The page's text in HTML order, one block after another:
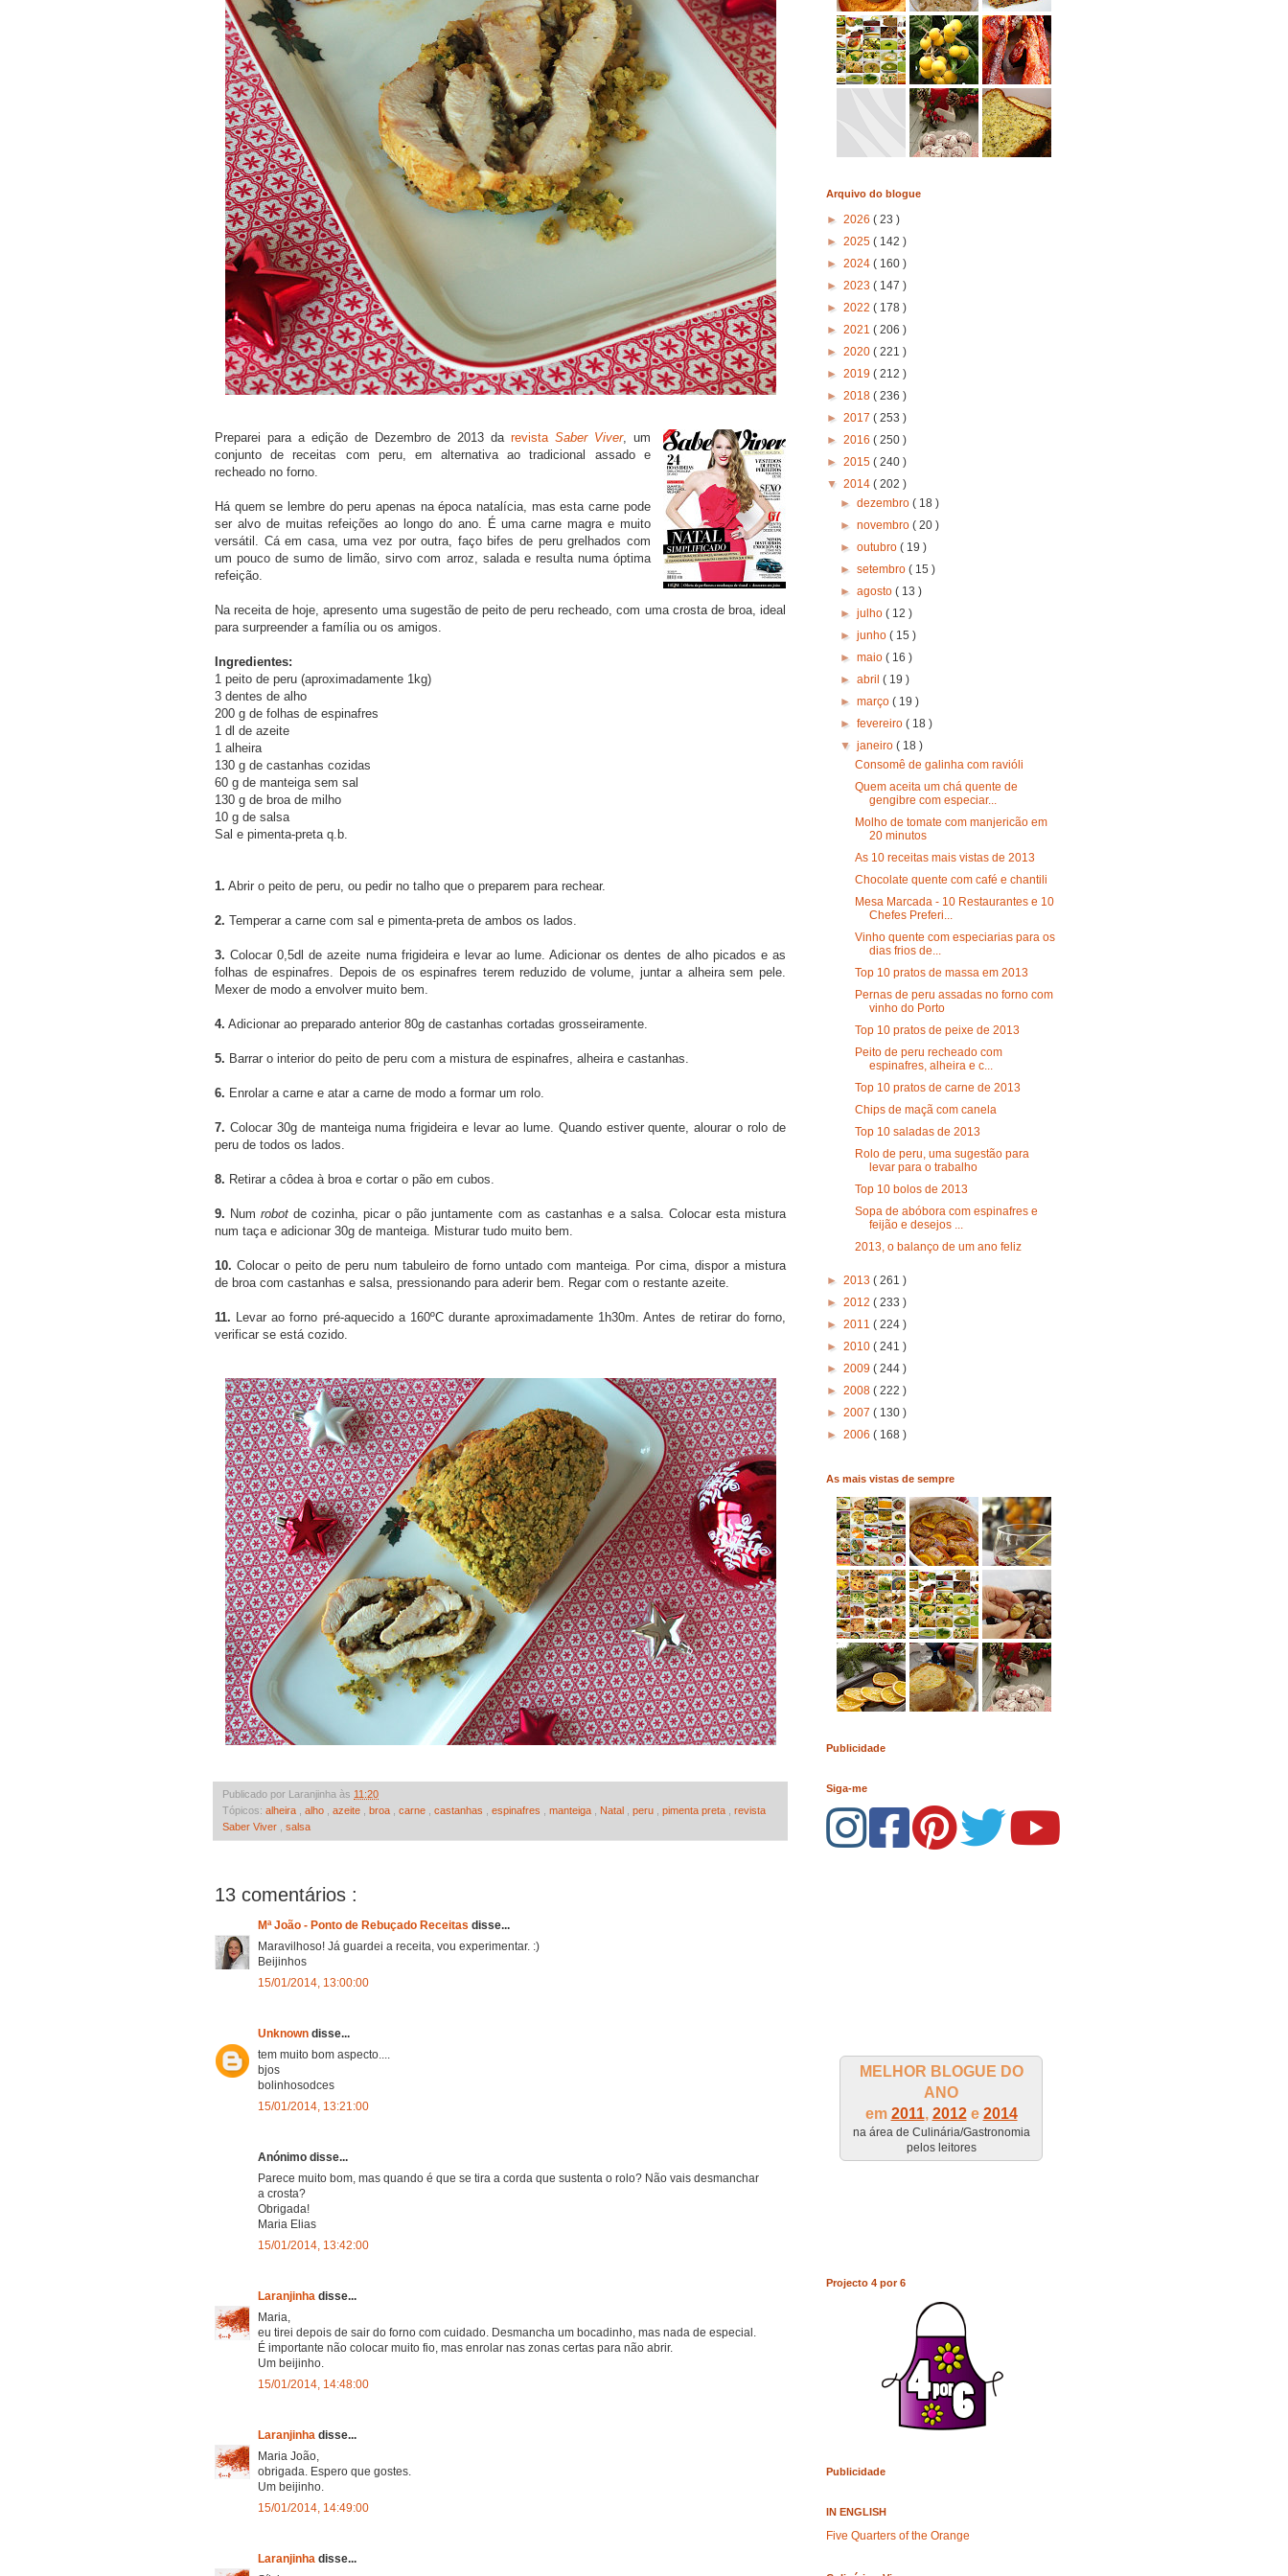
Preparei para a edição de Dezembro de 2013 darevistaSaber Viver, um
conjunto de receitas com peru, em alternativa ao tradicional assado e
recheado no forno.
Há quem se lembre do peru apenas na época natalícia, mas esta carne pode
ser alvo de muitas refeições ao longo do ano. É uma carne magra e muito
versátil. Cá em casa, uma vez por outra, faço bifes de peru grelhados com
um pouco de sumo de limão, sirvo com arroz, salada e resulta numa óptima
refeição.
Na receita de hoje, apresento uma sugestão de peito de peru recheado, com uma crosta de broa, ideal
para surpreender a família ou os amigos.
Ingredientes:
1 peito de peru (aproximadamente 1kg)
3 dentes de alho
200 g de folhas de espinafres
1 dl de azeite
1 alheira
130 g de castanhas cozidas
60 g de manteiga sem sal
130 g de broa de milho
10 g de salsa
Sal e pimenta-preta q.b.
1. Abrir o peito de peru, ou pedir no talho que o preparem para rechear.
2. Temperar a carne com sal e pimenta-preta de ambos os lados.
3. Colocar 0,5dl de azeite numa frigideira e levar ao lume. Adicionar os dentes de alho picados e as
folhas de espinafres. Depois de os espinafres terem reduzido de volume, juntar a alheira sem pele.
Mexer de modo a envolver muito bem.
4. Adicionar ao preparado anterior 80g de castanhas cortadas grosseiramente.
5. Barrar o interior do peito de peru com a mistura de espinafres, alheira e castanhas.
6. Enrolar a carne e atar a carne de modo a formar um rolo.
7. Colocar 30g de manteiga numa frigideira e levar ao lume. Quando estiver quente, alourar o rolo de
peru de todos os lados.
8. Retirar a côdea à broa e cortar o pão em cubos.
9. Numrobot de cozinha, picar o pão juntamente com as castanhas e a salsa. Colocar esta mistura
num taça e adicionar 30g de manteiga. Misturar tudo muito bem.
10. Colocar o peito de peru num tabuleiro de forno untado com manteiga. Por cima, dispor a mistura
de broa com castanhas e salsa, pressionando para aderir bem. Regar com o restante azeite.
11. Levar ao forno pré-aquecido a 160ºC durante aproximadamente 1h30m. Antes de retirar do forno,
verificar se está cozido.
Publicado por Laranjinha às 11:20
Tópicos: alheira alho azeite broa carne castanhas espinafres manteiga Natal peru pimenta preta
revista
Saber Viver
salsa
13 comentários :
Mª João - Ponto de Rebuçado Receitas disse...
Maravilhoso! Já guardei a receita, vou experimentar. :)
Beijinhos
15/01/2014, 13:00:00
Unknown disse...
tem muito bom aspecto....
bjos
bolinhosodces
15/01/2014, 13:21:00
Anónimo disse...
Parece muito bom, mas quando é que se tira a corda que sustenta o rolo? Não vais desmanchar
a crosta?
Obrigada!
Maria Elias
15/01/2014, 13:42:00
Laranjinha disse...
Maria,
eu tirei depois de sair do forno com cuidado. Desmancha um bocadinho, mas nada de especial.
É importante não colocar muito fio, mas enrolar nas zonas certas para não abrir.
Um beijinho.
15/01/2014, 14:48:00
Laranjinha disse...
Maria João,
obrigada. Espero que gostes.
Um beijinho.
15/01/2014, 14:49:00
Laranjinha disse...
Arquivo do blogue
► 2026 ( 23 )
► 2025 ( 142 )
► 2024 ( 160 )
► 2023 ( 147 )
► 2022 ( 178 )
► 2021 ( 206 )
► 2020 ( 221 )
► 2019 ( 212 )
► 2018 ( 236 )
► 2017 ( 253 )
► 2016 ( 250 )
► 2015 ( 240 )
▼ 2014 ( 202 )
►dezembro( 18 )
►novembro( 20 )
►outubro( 19 )
►setembro( 15 )
►agosto( 13 )
►julho( 12 )
►junho( 15 )
►maio( 16 )
►abril( 19 )
►março( 19 )
►fevereiro( 18 )
▼janeiro( 18 )
Consomê de galinha com ravióli
Quem aceita um chá quente de
gengibre com especiar...
Molho de tomate com manjericão em
20 minutos
As 10 receitas mais vistas de 2013
Chocolate quente com café e chantili
Mesa Marcada - 10 Restaurantes e 10
Chefes Preferi...
Vinho quente com especiarias para os
dias frios de...
Top 10 pratos de massa em 2013
Pernas de peru assadas no forno com
vinho do Porto
Top 10 pratos de peixe de 2013
Peito de peru recheado com
espinafres, alheira e c...
Top 10 pratos de carne de 2013
Chips de maçã com canela
Top 10 saladas de 2013
Rolo de peru, uma sugestão para
levar para o trabalho
Top 10 bolos de 2013
Sopa de abóbora com espinafres e
feijão e desejos ...
2013, o balanço de um ano feliz
► 2013 ( 261 )
► 2012 ( 233 )
► 2011 ( 224 )
► 2010 ( 241 )
► 2009 ( 244 )
► 2008 ( 222 )
► 2007 ( 130 )
► 2006 ( 168 )
As mais vistas de sempre
Publicidade
Siga-me
MELHOR BLOGUE DO
ANO
em 2011, 2012e 2014
na área de Culinária/Gastronomia
pelos leitores
Projecto 4 por 6
Publicidade
IN ENGLISH
Five Quarters of the Orange